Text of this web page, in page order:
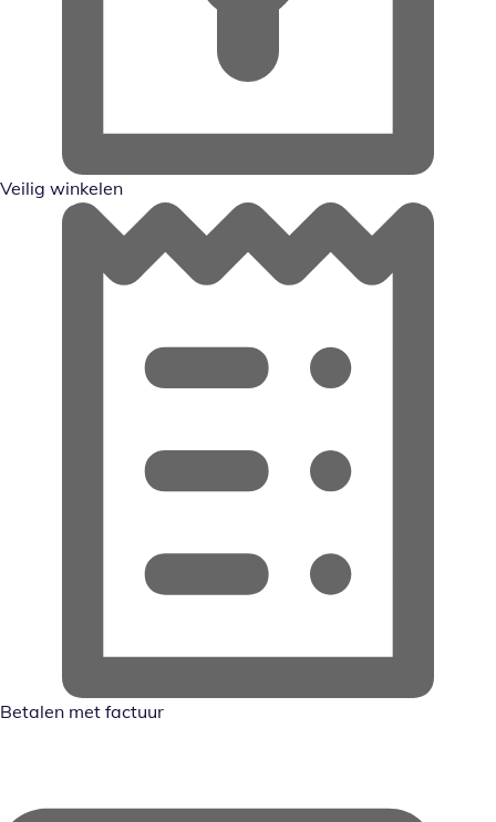
Veilig winkelen
Betalen met factuur